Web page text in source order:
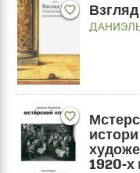
favorite_border
favorite_border
1920-х